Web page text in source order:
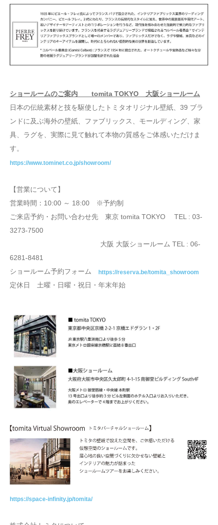
ショールームのご案内 tomita TOKYO 大阪ショールーム
日本の伝統素材と技を駆使したトミタオリジナル壁紙、39 ブラ
ンドに及ぶ海外の壁紙、ファブリックス、モールディング、家
具、ラグを、実際に見て触れて本物の質感をご体感いただけま
す。
https://www.tominet.co.jp/showroom/
【営業について】
営業時間：10:00 ～ 18:00 ※予約制
ご来店予約・お問い合わせ先 東京 tomita TOKYO TEL : 03-
3273-7500
大阪 大阪ショールーム TEL : 06-
6281-8481
ショールーム予約フォーム https://reserva.be/tomita_showroom
定休日 土曜・日曜・祝日・年末年始
https://space-infinity.jp/tomita/